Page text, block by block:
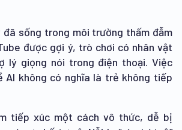
đã sống trong môi trường thấm đẫm
được gợi ý, trò chơi có nhân vật
lý giọng nói trong điện thoại. Việc
AI không có nghĩa là trẻ không tiếp
tiếp xúc một cách vô thức, dễ bị